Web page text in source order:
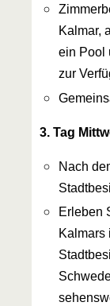
Kalmar,
ein Pool
zur
3. Tag
Nach
Erleben
Kalmars